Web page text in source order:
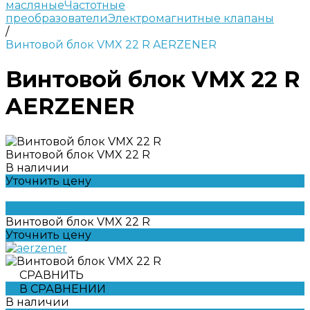
масляныеЧастотные
преобразователиЭлектромагнитные клапаны
/
Винтовой блок VMX 22 R AERZENER
Винтовой блок VMX 22 R
AERZENER
Винтовой блок VMX 22 R
В наличии
Уточнить цену
Винтовой блок VMX 22 R
Уточнить цену
СРАВНИТЬ
В СРАВНЕНИИ
В наличии